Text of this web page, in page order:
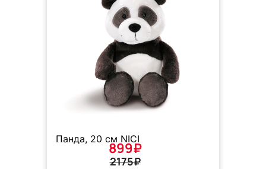
Панда, 20 см NICI
899₽
2175₽